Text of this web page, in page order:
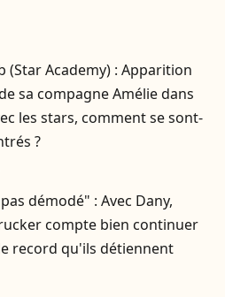
(Star Academy) : Apparition
sa compagne Amélie dans
les stars, comment se sont-
?
démodé" : Avec Dany,
compte bien continuer
record qu'ils détiennent